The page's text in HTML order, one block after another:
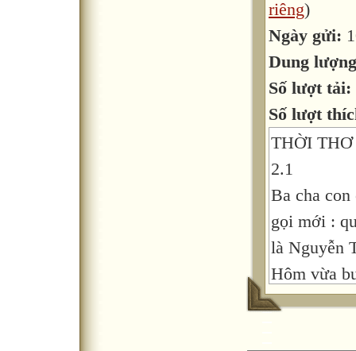
riêng)
Ngày gửi:
Dung
Số lượt tải:
Số lượt
THỜI
2.1
Ba cha
gọi mới :
là Nguyễn
Hôm vừa
Tất Thành